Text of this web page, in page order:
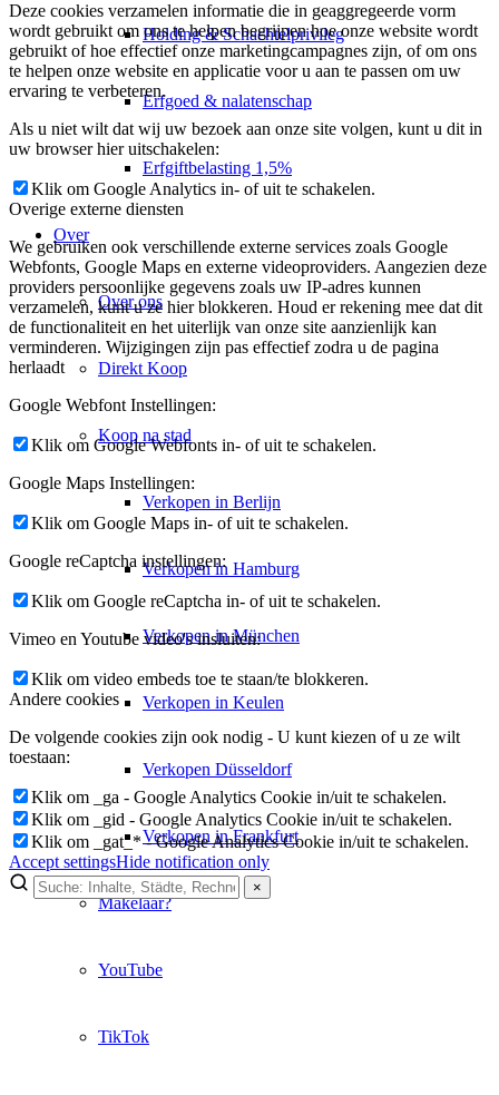
Holding & Schachtelprivileg
Erfgoed & nalatenschap
Erfgiftbelasting 1,5%
Over
Over ons
Direkt Koop
Koop na stad
Verkopen in Berlijn
Verkopen in Hamburg
Verkopen in München
Verkopen in Keulen
Verkopen Düsseldorf
Verkopen in Frankfurt
Makelaar?
YouTube
TikTok
Deze cookies verzamelen informatie die in geaggregeerde vorm
wordt gebruikt om ons te helpen begrijpen hoe onze website wordt
gebruikt of hoe effectief onze marketingcampagnes zijn, of om ons
te helpen onze website en applicatie voor u aan te passen om uw
ervaring te verbeteren.
Als u niet wilt dat wij uw bezoek aan onze site volgen, kunt u dit in
uw browser hier uitschakelen:
Klik om Google Analytics in- of uit te schakelen.
Overige externe diensten
We gebruiken ook verschillende externe services zoals Google
Webfonts, Google Maps en externe videoproviders. Aangezien deze
providers persoonlijke gegevens zoals uw IP-adres kunnen
verzamelen, kunt u ze hier blokkeren. Houd er rekening mee dat dit
de functionaliteit en het uiterlijk van onze site aanzienlijk kan
verminderen. Wijzigingen zijn pas effectief zodra u de pagina
herlaadt
Google Webfont Instellingen:
Klik om Google Webfonts in- of uit te schakelen.
Google Maps Instellingen:
Klik om Google Maps in- of uit te schakelen.
Google reCaptcha instellingen:
Klik om Google reCaptcha in- of uit te schakelen.
Vimeo en Youtube video's insluiten:
Klik om video embeds toe te staan/te blokkeren.
Andere cookies
De volgende cookies zijn ook nodig - U kunt kiezen of u ze wilt
toestaan:
Klik om _ga - Google Analytics Cookie in/uit te schakelen.
Klik om _gid - Google Analytics Cookie in/uit te schakelen.
Klik om _gat_* - Google Analytics Cookie in/uit te schakelen.
Accept settingsHide notification only
×